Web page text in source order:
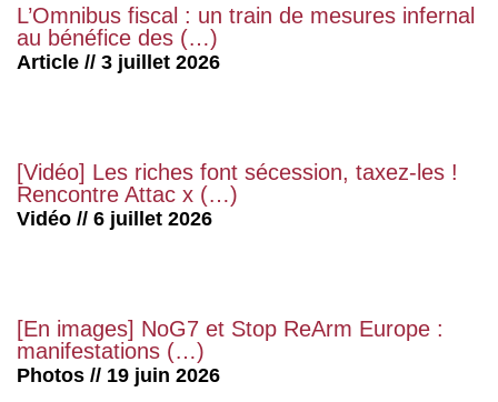
L’Omnibus fiscal : un train de mesures infernal
au bénéfice des (…)
Article // 3 juillet 2026
[Vidéo] Les riches font sécession, taxez-les !
Rencontre Attac x (…)
Vidéo // 6 juillet 2026
[En images] NoG7 et Stop ReArm Europe :
manifestations (…)
Photos // 19 juin 2026